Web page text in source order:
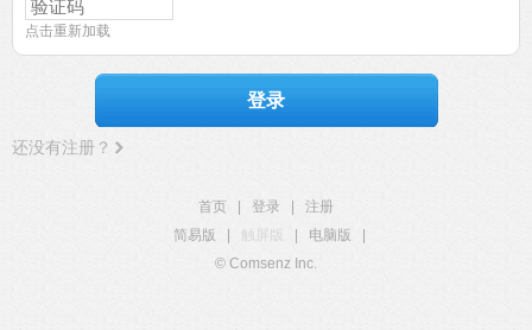
点击重新加载
登录
还没有注册？
首页 登录
注册
简易版
触屏版 电脑版
© Comsenz Inc.